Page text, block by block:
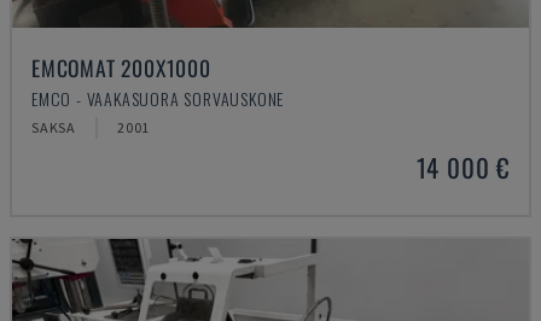
EMCOMAT 200X1000
EMCO - VAAKASUORA SORVAUSKONE
SAKSA 2001
14 000 €